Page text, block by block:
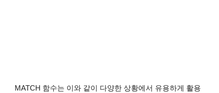
MATCH 함수는 이와 같이 다양한 상황에서 유용하게 활용